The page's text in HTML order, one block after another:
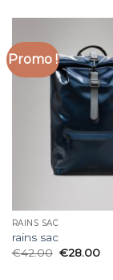
Promo !
RAINS SAC
rains sac
€42.00 €28.00